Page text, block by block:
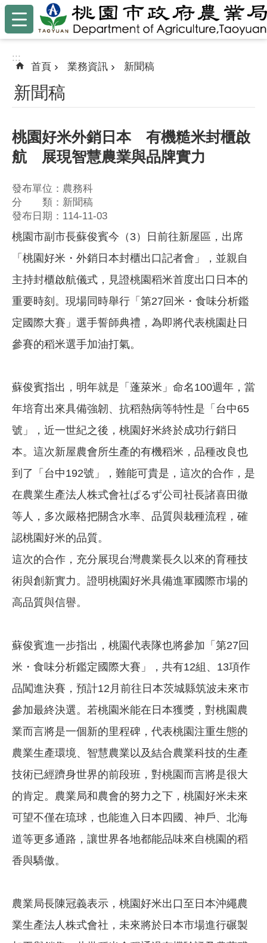
跳到主要內容區塊
:::
:::
首頁 業務資訊 新聞稿
新聞稿
桃園好米外銷日本 有機糙米封櫃啟
航 展現智慧農業與品牌實力
發布單位：農務科
分 類：新聞稿
發布日期：114-11-03
桃園市副市長蘇俊賓今（3）日前往新屋區，出席
「桃園好米・外銷日本封櫃出口記者會」，並親自
主持封櫃啟航儀式，見證桃園稻米首度出口日本的
重要時刻。現場同時舉行「第27回米・食味分析鑑
定國際大賽」選手誓師典禮，為即將代表桃園赴日
參賽的稻米選手加油打氣。
蘇俊賓指出，明年就是「蓬萊米」命名100週年，當
年培育出來具備強韌、抗稻熱病等特性是「台中65
號」，近一世紀之後，桃園好米終於成功行銷日
本。這次新屋農會所生產的有機稻米，品種改良也
到了「台中192號」，難能可貴是，這次的合作，是
在農業生產法人株式會社ぱるず公司社長諸喜田徹
等人，多次嚴格把關含水率、品質與栽種流程，確
認桃園好米的品質。
這次的合作，充分展現台灣農業長久以來的育種技
術與創新實力。證明桃園好米具備進軍國際市場的
高品質與信譽。
蘇俊賓進一步指出，桃園代表隊也將參加「第27回
米・食味分析鑑定國際大賽」，共有12組、13項作
品闖進決賽，預計12月前往日本茨城縣筑波未來市
參加最終決選。若桃園米能在日本獲獎，對桃園農
業而言將是一個新的里程碑，代表桃園注重生態的
農業生產環境、智慧農業以及結合農業科技的生產
技術已經躋身世界的前段班，對桃園而言將是很大
的肯定。農業局和農會的努力之下，桃園好米未來
可望不僅在琉球，也能進入日本四國、神戶、北海
道等更多通路，讓世界各地都能品味來自桃園的稻
香與驕傲。
農業局長陳冠義表示，桃園好米出口至日本沖繩農
業生產法人株式會社，未來將於日本市場進行碾製